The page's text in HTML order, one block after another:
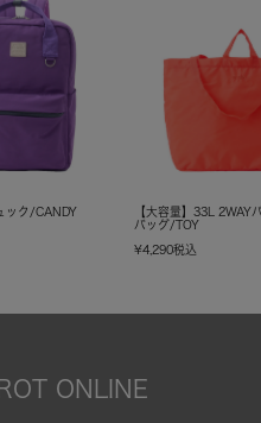
ック/CANDY
【大容量】33L 2WAY
バッグ/TOY
¥4,290税込
ONLINE